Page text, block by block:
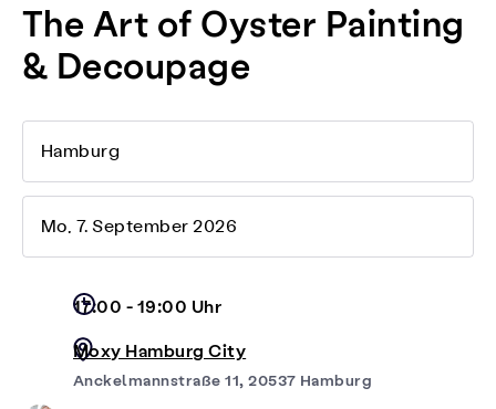
The Art of Oyster Painting
& Decoupage
Hamburg
Mo, 7. September 2026
17:00 - 19:00 Uhr
Moxy Hamburg City
Anckelmannstraße 11, 20537 Hamburg